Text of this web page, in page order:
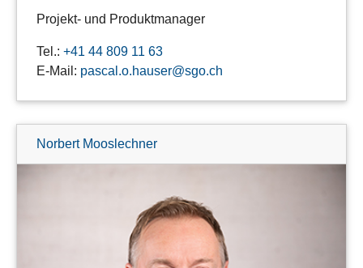
Projekt- und Produktmanager
Tel.: +41 44 809 11 63
E-Mail: pascal.o.hauser@sgo.ch
Norbert Mooslechner